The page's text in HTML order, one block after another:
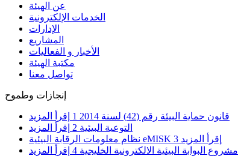
عن الهيئة
الخدمات الإلكترونية
الإدارات
المشاريع
الأخبار و الفعاليات
مكتبة الهيئة
تواصل معنا
إنجازات وطموح
قانون حماية البيئة رقم (42) لسنة 2014 1 إقرأ المزيد
التوعية البيئية 2 إقرأ المزيد
نظام معلومات الرقابة البيئية eMISK 3 إقرأ المزيد
مشروع البوابة البيئية الالكترونية الخليجية 4 إقرأ المزيد